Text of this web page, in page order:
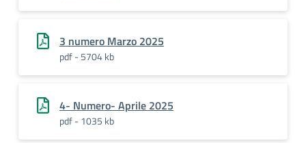
3 numero Marzo 2025
pdf - 5704 kb
4- Numero- Aprile 2025
pdf - 1035 kb